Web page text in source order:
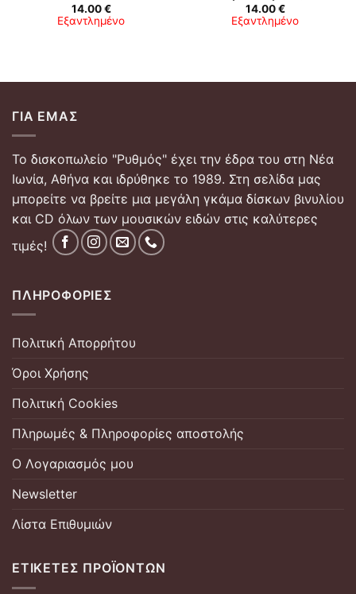
14.00€
Εξαντλημένο
14.00€
Εξαντλημένο
ΓΙΑ ΕΜΆΣ
Το δισκοπωλείο "Ρυθμός" έχει την έδρα του στη Νέα
Ιωνία, Αθήνα και ιδρύθηκε το 1989. Στη σελίδα μας
μπορείτε να βρείτε μια μεγάλη γκάμα δίσκων βινυλίου
και CD όλων των μουσικών ειδών στις καλύτερες
τιμές!
ΠΛΗΡΟΦΟΡΊΕΣ
Πολιτική Απορρήτου
Όροι Χρήσης
Πολιτική Cookies
Πληρωμές & Πληροφορίες αποστολής
Ο Λογαριασμός μου
Newsletter
Λίστα Επιθυμιών
ΕΤΙΚΈΤΕΣ ΠΡΟΪΌΝΤΩΝ